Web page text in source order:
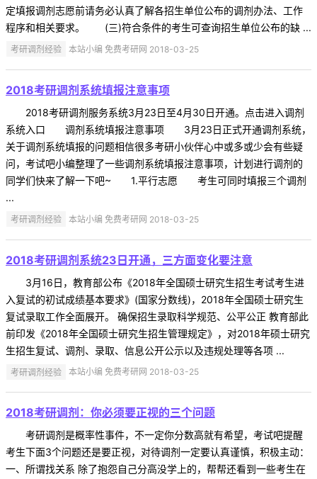
定填报调剂志愿前请务必认真了解各招生单位公布的调剂办法、工作
程序和相关要求。 (三)符合条件的考生可查询招生单位公布的缺 ...
考研调剂经验 本站小编 免费考研网 2018-03-25
2018考研调剂系统填报注意事项
2018考研调剂服务系统3月23日至4月30日开通。点击进入调剂
系统入口 调剂系统填报注意事项 3月23日正式开通调剂系统，
关于调剂系统填报的问题相信很多考研小伙伴心中或多或少会有些疑
问，考试吧小编整理了一些调剂系统填报注意事项，计划进行调剂的
同学们快来了解一下吧~ 1.平行志愿 考生可同时填报三个调剂
...
考研调剂经验 本站小编 免费考研网 2018-03-25
2018考研调剂系统23日开通，三方面变化要注意
3月16日，教育部公布《2018年全国硕士研究生招生考试考生进
入复试的初试成绩基本要求》(国家分数线)，2018年全国硕士研究生
复试录取工作全面展开。 确保招生录取科学规范、公平公正 教育部此
前印发《2018年全国硕士研究生招生管理规定》，对2018年硕士研究
生招生复试、调剂、录取、信息公开公示以及违规处理等各项 ...
考研调剂经验 本站小编 免费考研网 2018-03-25
2018考研调剂：你必须要正视的三个问题
考研调剂是概率性事件，不一定你分数高就有希望，考试吧提醒
考生下面3个问题还是要正视，对待调剂一定要认真谨慎，积极主动：
一、所谓找关系 除了抱怨自己分高没学上的，帮帮还看到一些考生在